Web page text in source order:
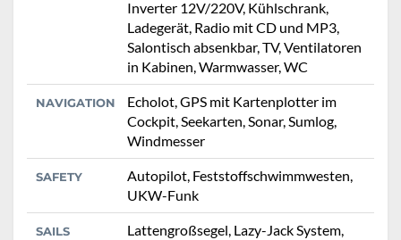
Inverter 12V/220V, Kühlschrank,
Ladegerät, Radio mit CD und MP3,
Salontisch absenkbar, TV, Ventilatoren
in Kabinen, Warmwasser, WC
NAVIGATION
Echolot, GPS mit Kartenplotter im
Cockpit, Seekarten, Sonar, Sumlog,
Windmesser
SAFETY
Autopilot, Feststoffschwimmwesten,
UKW-Funk
SAILS
Lattengroßsegel, Lazy-Jack System,